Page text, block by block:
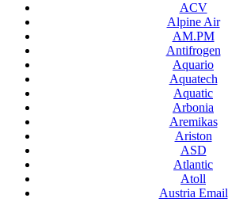
ACV
Alpine Air
AM.PM
Antifrogen
Aquario
Aquatech
Aquatic
Arbonia
Aremikas
Ariston
ASD
Atlantic
Atoll
Austria Email